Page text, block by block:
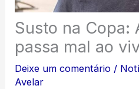
Susto na Copa:
passa mal ao
Deixe um comentário /
Avelar